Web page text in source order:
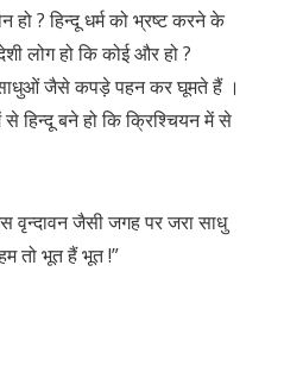
? हिन्दू धर्म को भ्रष्ट करने के
लोग हो कि कोई और हो ?
जैसे कपड़े पहन कर घूमते हैं ।
हिन्दू बने हो कि क्रिश्चियन में से
वृन्दावन जैसी जगह पर जरा साधु
तो भूत हैं भूत !”